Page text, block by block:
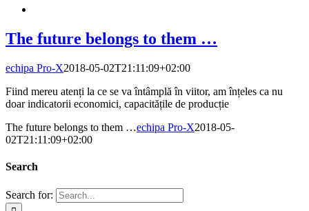
The future belongs to them …
echipa Pro-X2018-05-02T21:11:09+02:00
Fiind mereu atenți la ce se va întâmplă în viitor, am înțeles ca nu
doar indicatorii economici, capacitățile de producție
The future belongs to them …echipa Pro-X2018-05-
02T21:11:09+02:00
Search
Search for: